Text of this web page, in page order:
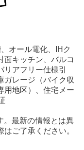
オール電化、IHク
面キッチン、バルコ
アフリー仕様引
ガレージ（バイク収
用地区）、住宅メー
。最新の情報とは異
ご了承ください。